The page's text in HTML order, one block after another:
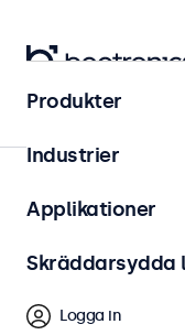
Hem
Touchskärmar
är utrustade med ett
kompatibla med
Produkter
Industrier
Applikationer
Skräddarsydda
Logga in